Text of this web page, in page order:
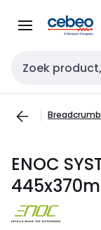
naar
naar
Zoekveld invoer
ENOC